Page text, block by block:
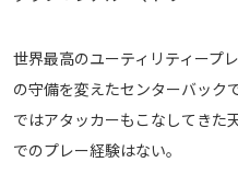
世界最高のユーティリティープ
の守備を変えたセンターバック
ではアタッカーもこなしてきた
でのプレー経験はない。